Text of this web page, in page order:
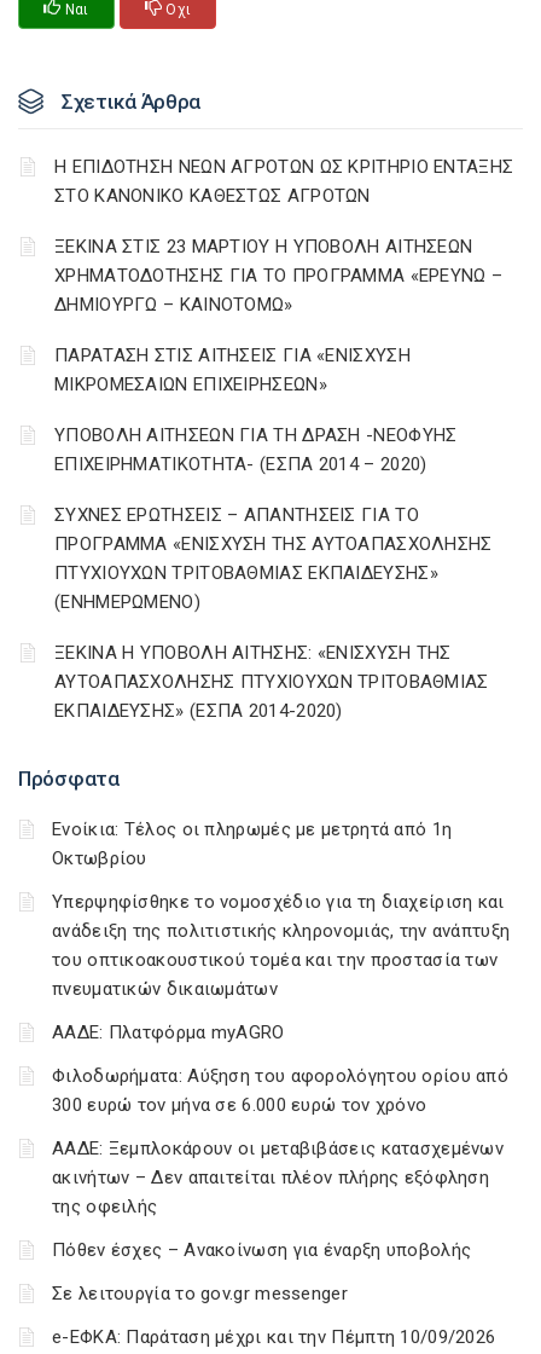
Πρόσφατα
Ενοίκια: Τέλος οι πληρωμές με μετρητά από 1η
Οκτωβρίου
Υπερψηφίσθηκε το νομοσχέδιο για τη διαχείριση και
ανάδειξη της πολιτιστικής κληρονομιάς, την ανάπτυξη
του οπτικοακουστικού τομέα και την προστασία των
πνευματικών δικαιωμάτων
ΑΑΔΕ: Πλατφόρμα myAGRO
Φιλοδωρήματα: Αύξηση του αφορολόγητου ορίου από
300 ευρώ τον μήνα σε 6.000 ευρώ τον χρόνο
ΑΑΔΕ: Ξεμπλοκάρουν οι μεταβιβάσεις κατασχεμένων
ακινήτων – Δεν απαιτείται πλέον πλήρης εξόφληση
της οφειλής
Πόθεν έσχες – Ανακοίνωση για έναρξη υποβολής
Σε λειτουργία το gov.gr messenger
e-ΕΦΚΑ: Παράταση μέχρι και την Πέμπτη 10/09/2026
Ναι Οχι
Σχετικά Άρθρα
Η ΕΠΙΔΟΤΗΣΗ ΝΕΩΝ ΑΓΡΟΤΩΝ ΩΣ ΚΡΙΤΗΡΙΟ ΕΝΤΑΞΗΣ
ΣΤΟ ΚΑΝΟΝΙΚΟ ΚΑΘΕΣΤΩΣ ΑΓΡΟΤΩΝ
ΞΕΚΙΝΑ ΣΤΙΣ 23 ΜΑΡΤΙΟΥ Η ΥΠΟΒΟΛΗ ΑΙΤΗΣΕΩΝ
ΧΡΗΜΑΤΟΔΟΤΗΣΗΣ ΓΙΑ ΤΟ ΠΡΟΓΡΑΜΜΑ «ΕΡΕΥΝΩ –
ΔΗΜΙΟΥΡΓΩ – ΚΑΙΝΟΤΟΜΩ»
ΠΑΡΑΤΑΣΗ ΣΤΙΣ ΑΙΤΗΣΕΙΣ ΓΙΑ «ΕΝΙΣΧΥΣΗ
ΜΙΚΡΟΜΕΣΑΙΩΝ ΕΠΙΧΕΙΡΗΣΕΩΝ»
ΥΠΟΒΟΛΗ ΑΙΤΗΣΕΩΝ ΓΙΑ ΤΗ ΔΡΑΣΗ -ΝΕΟΦΥΗΣ
ΕΠΙΧΕΙΡΗΜΑΤΙΚΟΤΗΤΑ- (ΕΣΠΑ 2014 – 2020)
ΣΥΧΝΕΣ ΕΡΩΤΗΣΕΙΣ – ΑΠΑΝΤΗΣΕΙΣ ΓΙΑ ΤΟ
ΠΡΟΓΡΑΜΜΑ «ΕΝΙΣΧΥΣΗ ΤΗΣ ΑΥΤΟΑΠΑΣΧΟΛΗΣΗΣ
ΠΤΥΧΙΟΥΧΩΝ ΤΡΙΤΟΒΑΘΜΙΑΣ ΕΚΠΑΙΔΕΥΣΗΣ»
(ΕΝΗΜΕΡΩΜΕΝΟ)
ΞΕΚΙΝΑ Η ΥΠΟΒΟΛΗ ΑΙΤΗΣΗΣ: «ΕΝΙΣΧΥΣΗ ΤΗΣ
ΑΥΤΟΑΠΑΣΧΟΛΗΣΗΣ ΠΤΥΧΙΟΥΧΩΝ ΤΡΙΤΟΒΑΘΜΙΑΣ
ΕΚΠΑΙΔΕΥΣΗΣ» (ΕΣΠΑ 2014-2020)